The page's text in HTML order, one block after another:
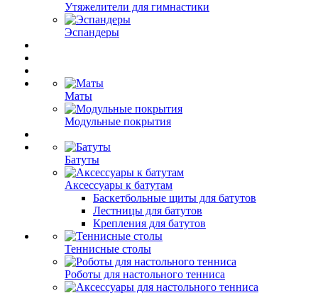
Утяжелители для гимнастики
Эспандеры
Маты
Модульные покрытия
Батуты
Аксессуары к батутам
Баскетбольные щиты для батутов
Лестницы для батутов
Крепления для батутов
Теннисные столы
Роботы для настольного тенниса